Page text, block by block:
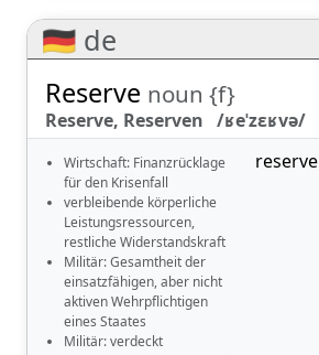
🇩🇪 de
Reserve noun {f}
Reserve, Reserven /ʁeˈzɛʁvə/
Wirtschaft: Finanzrücklage
für den Krisenfall
verbleibende körperliche
Leistungsressourcen,
restliche Widerstandskraft
Militär: Gesamtheit der
einsatzfähigen, aber nicht
aktiven Wehrpflichtigen
eines Staates
Militär: verdeckt
reserve